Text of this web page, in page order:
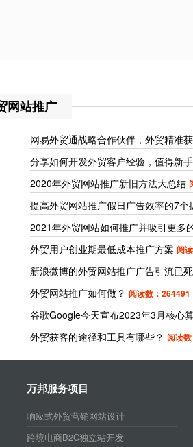
网站推广
网易外贸通战略合作伙伴，外贸精准
分享如何开发外贸客户经验，值得新
2020年外贸网站推广新旧方法大总结
提高外贸网站推广假日广告效率的7个
2021年外贸网站如何推广并吸引更多
外贸用户创业期最低成本推广方案 阅
新浪微博的外贸网站推广广告引流已死
外贸网站推广如何做？ 阅读数：264491
谷歌Google今天宣布2023年3月核心
外贸获客的途径和工具有哪些？ 阅读
万邦服务项目
响应式外贸营销网站设计
跨境电商B2C独立站开发